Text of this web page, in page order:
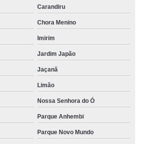
Carandiru
Chora Menino
Imirim
Jardim Japão
Jaçanã
Limão
Nossa Senhora do Ó
Parque Anhembi
Parque Novo Mundo